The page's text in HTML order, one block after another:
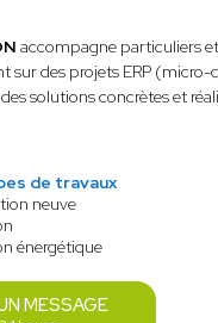
accompagne particuliers
des projets ERP (micro-
solutions concrètes et
de travaux
neuve
énergétique
MESSAGE